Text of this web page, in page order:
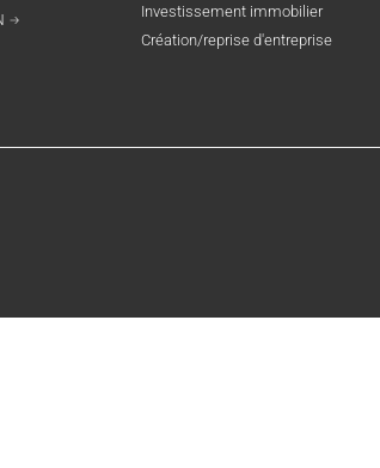
Investissement immobilier
Création/reprise d'entreprise